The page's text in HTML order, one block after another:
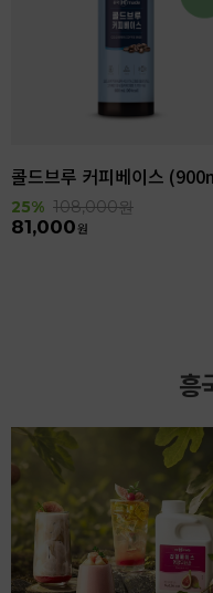
25% 108,000원
81,000원
흥